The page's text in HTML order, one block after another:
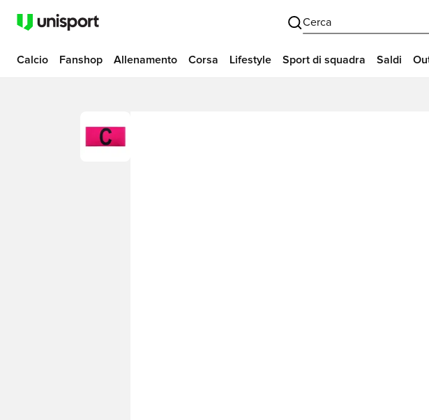
Cerca
Calcio Fanshop Allenamento Corsa Lifestyle Sport di squadra Saldi